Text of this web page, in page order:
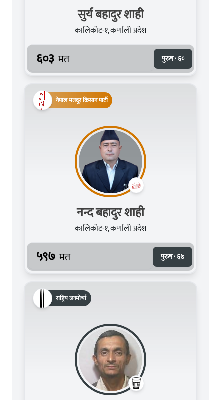
सुर्य बहादुर शाही
कालिकोट-१, कर्णाली प्रदेश
६०३ मत पुरुष · ६०
नेपाल मजदुर किसान पार्टी
नन्द बहादुर शाही
कालिकोट-१, कर्णाली प्रदेश
५९७ मत पुरुष · ६७
राष्ट्रिय जनमोर्चा